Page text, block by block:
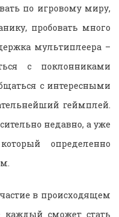
по игровому миру,
пробовать много
мультиплеера –
с поклонниками
с интересными
геймплей.
недавно, а уже
определенно
в происходящем
каждый сможет стать